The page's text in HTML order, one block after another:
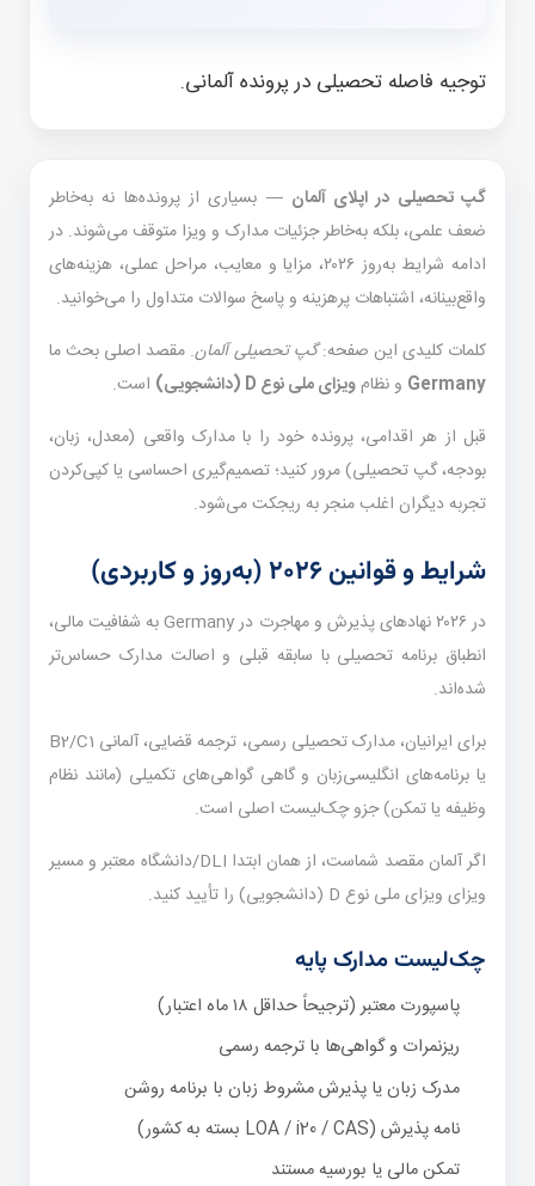
توجیه فاصله تحصیلی در پرونده آلمانی.
گپ تحصیلی در اپلای آلمان — بسیاری از پرونده‌ها نه به‌خاطر
ضعف علمی، بلکه به‌خاطر جزئیات مدارک و ویزا متوقف می‌شوند. در
ادامه شرایط به‌روز ۲۰۲۶، مزایا و معایب، مراحل عملی، هزینه‌های
واقع‌بینانه، اشتباهات پرهزینه و پاسخ سوالات متداول را می‌خوانید.
کلمات کلیدی این صفحه:گپ تحصیلی آلمان. مقصد اصلی بحث ما
Germany و نظام ویزای ملی نوع D (دانشجویی)
است.
قبل از هر اقدامی، پرونده خود را با مدارک واقعی (معدل، زبان،
بودجه، گپ تحصیلی) مرور کنید؛ تصمیم‌گیری احساسی یا کپی‌کردن
تجربه دیگران اغلب منجر به ریجکت می‌شود.
شرایط و قوانین ۲۰۲۶ (به‌روز و کاربردی)
در ۲۰۲۶ نهادهای پذیرش و مهاجرت در Germany به شفافیت مالی،
انطباق برنامه تحصیلی با سابقه قبلی و اصالت مدارک حساس‌تر
شده‌اند.
برای ایرانیان، مدارک تحصیلی رسمی، ترجمه قضایی، آلمانی B2/C1
یا برنامه‌های انگلیسی‌زبان و گاهی گواهی‌های تکمیلی (مانند نظام
وظیفه یا تمکن) جزو چک‌لیست اصلی است.
اگر آلمان مقصد شماست، از همان ابتدا DLI/دانشگاه معتبر و مسیر
ویزای ویزای ملی نوع D (دانشجویی) را تأیید کنید.
چک‌لیست مدارک پایه
پاسپورت معتبر (ترجیحاً حداقل ۱۸ ماه اعتبار)
ریزنمرات و گواهی‌ها با ترجمه رسمی
مدرک زبان یا پذیرش مشروط زبان با برنامه روشن
نامه پذیرش (LOA / i20 / CAS بسته به کشور)
تمکن مالی یا بورسیه مستند